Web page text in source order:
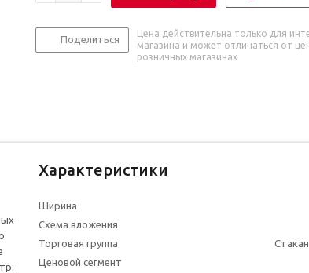
Поделиться
Цена действительна только для
магазина и может отличаться от
розничных магазинах
Характеристики
Ширина
Схема вложения
Торговая группа
Ценовой сегмент